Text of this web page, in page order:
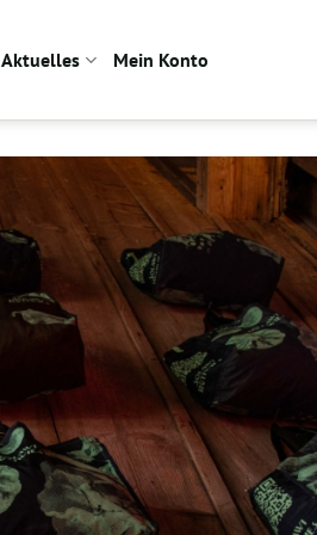
Aktuelles Mein Konto